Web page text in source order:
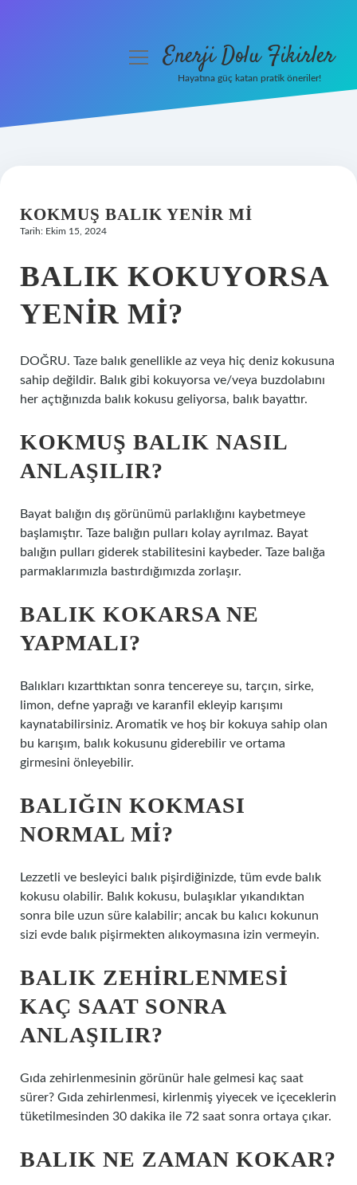
Hakkımızda
menüyüEnerji Dolu Fikirler
Hayatına güç katan pratik öneriler!
KOKMUŞ BALIK YENIR MI
Tarih: Ekim 15, 2024
BALIK KOKUYORSA
YENIR MI?
DOĞRU. Taze balık genellikle az veya hiç deniz kokusuna
sahip değildir. Balık gibi kokuyorsa ve/veya buzdolabını
her açtığınızda balık kokusu geliyorsa, balık bayattır.
KOKMUŞ BALIK NASIL
ANLAŞILIR?
Bayat balığın dış görünümü parlaklığını kaybetmeye
başlamıştır. Taze balığın pulları kolay ayrılmaz. Bayat
balığın pulları giderek stabilitesini kaybeder. Taze balığa
parmaklarımızla bastırdığımızda zorlaşır.
BALIK KOKARSA NE
YAPMALI?
Balıkları kızarttıktan sonra tencereye su, tarçın, sirke,
limon, defne yaprağı ve karanfil ekleyip karışımı
kaynatabilirsiniz. Aromatik ve hoş bir kokuya sahip olan
bu karışım, balık kokusunu giderebilir ve ortama
girmesini önleyebilir.
BALIĞIN KOKMASI
NORMAL MI?
Lezzetli ve besleyici balık pişirdiğinizde, tüm evde balık
kokusu olabilir. Balık kokusu, bulaşıklar yıkandıktan
sonra bile uzun süre kalabilir; ancak bu kalıcı kokunun
sizi evde balık pişirmekten alıkoymasına izin vermeyin.
BALIK ZEHIRLENMESI
KAÇ SAAT SONRA
ANLAŞILIR?
Gıda zehirlenmesinin görünür hale gelmesi kaç saat
sürer? Gıda zehirlenmesi, kirlenmiş yiyecek ve içeceklerin
tüketilmesinden 30 dakika ile 72 saat sonra ortaya çıkar.
BALIK NE ZAMAN KOKAR?